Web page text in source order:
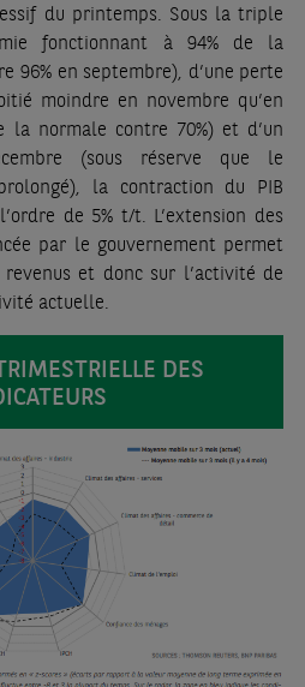
du printemps. Sous la triple
fonctionnant à 94% de la
96% en septembre), d’une perte
moindre en novembre qu’en
la normale contre 70%) et d’un
(sous réserve que le
la contraction du PIB
de 5% t/t. L’extension des
par le gouvernement permet
et donc sur l’activité de
actuelle.
DES